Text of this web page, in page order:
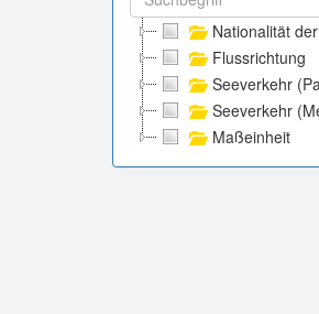
Nationalität
Flussrichtung
Seeverkehr
Seeverkehr
Maßeinheit